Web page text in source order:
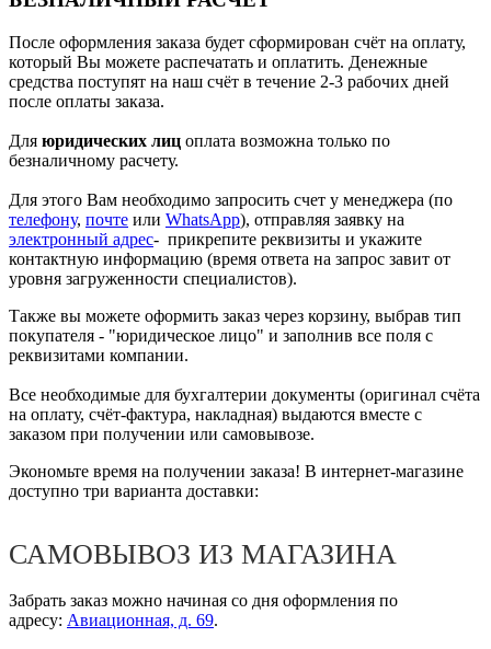
После оформления заказа будет сформирован счёт на оплату,
который Вы можете распечатать и оплатить. Денежные
средства поступят на наш счёт в течение 2-3 рабочих дней
после оплаты заказа.
Для юридических лиц оплата возможна только по
безналичному расчету.
Для этого Вам необходимо запросить счет у менеджера (по
телефону, почте или WhatsApp), отправляя заявку на
электронный адрес- прикрепите реквизиты и укажите
контактную информацию (время ответа на запрос завит от
уровня загруженности специалистов).
Также вы можете оформить заказ через корзину, выбрав тип
покупателя - "юридическое лицо" и заполнив все поля с
реквизитами компании.
Все необходимые для бухгалтерии документы (оригинал счёта
на оплату, счёт-фактура, накладная) выдаются вместе с
заказом при получении или самовывозе.
Экономьте время на получении заказа! В интернет-магазине
доступно три варианта доставки:
САМОВЫВОЗ ИЗ МАГАЗИНА
Забрать заказ можно начиная со дня оформления по
адресу: Авиационная, д. 69.